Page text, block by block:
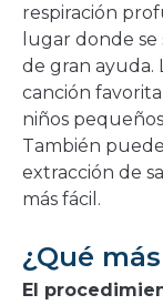
respiración
lugar donde
de gran ayuda.
canción
niños
También
extracción de
más fácil.
¿Qué
El